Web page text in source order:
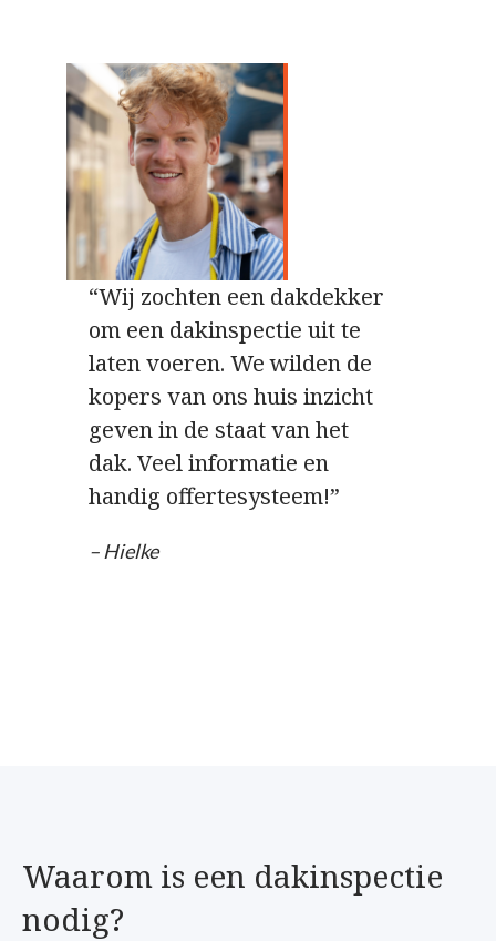
“Wij zochten een dakdekker
om een dakinspectie uit te
laten voeren. We wilden de
kopers van ons huis inzicht
geven in de staat van het
dak. Veel informatie en
handig offertesysteem!”
– Hielke
Waarom is een dakinspectie
nodig?